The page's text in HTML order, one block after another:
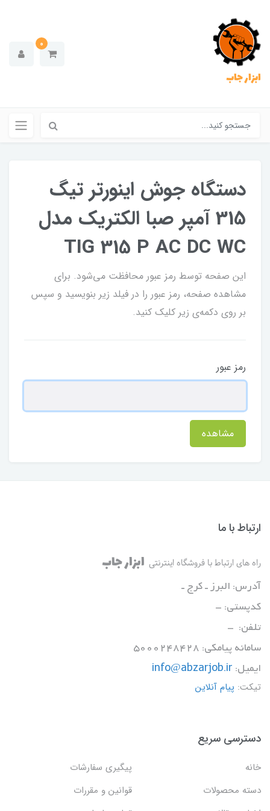
ابزار جاب
0
دستگاه جوش اینورتر تیگ
315 آمپر صبا الکتریک مدل
TIG 315 P AC DC WC
این صفحه توسط رمز عبور محافظت می‌شود. برای
مشاهده صفحه، رمز عبور را در فیلد زیر بنویسید و سپس
بر روی دکمه‌ی زیر کلیک کنید.
رمز عبور
مشاهده
ارتباط با ما
راه های ارتباط با فروشگاه اینترنتی ابزار جاب
آدرس: البرز ـ کرج ـ
کدپستی: -
تلفن: -
سامانه پیامکی: 5000248428
ایمیل: info@abzarjob.ir
تیکت: پیام آنلاین
دسترسی سریع
خانه
پیگیری سفارشات
دسته محصولات
قوانین و مقررات